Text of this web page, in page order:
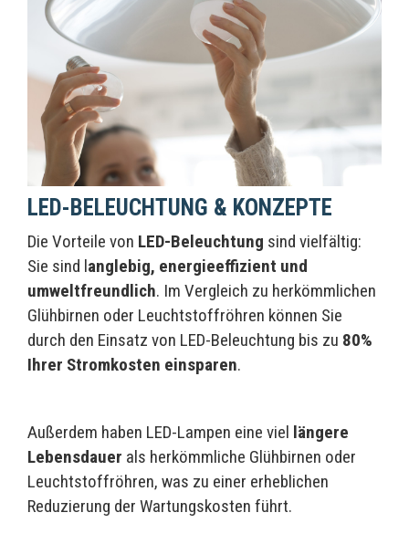
LED-BELEUCHTUNG & KONZEPTE
Die Vorteile von LED-Beleuchtung sind vielfältig:
Sie sind langlebig, energieeffizient und
umweltfreundlich. Im Vergleich zu herkömmlichen
Glühbirnen oder Leuchtstoffröhren können Sie
durch den Einsatz von LED-Beleuchtung bis zu 80%
Ihrer Stromkosten einsparen.
Außerdem haben LED-Lampen eine viel längere
Lebensdauer als herkömmliche Glühbirnen oder
Leuchtstoffröhren, was zu einer erheblichen
Reduzierung der Wartungskosten führt.